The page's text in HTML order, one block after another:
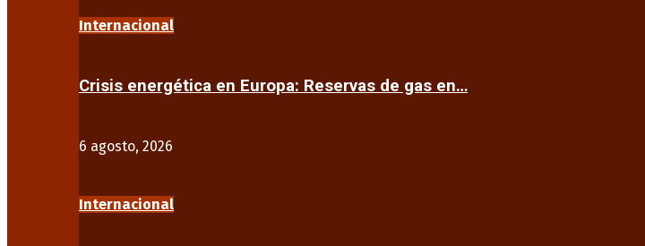
Internacional
Crisis energética en Europa: Reservas de gas en…
6 agosto, 2026
Internacional